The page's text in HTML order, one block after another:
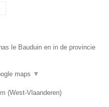
le Bauduin en in de provincie
maps ▼
(West-Vlaanderen)